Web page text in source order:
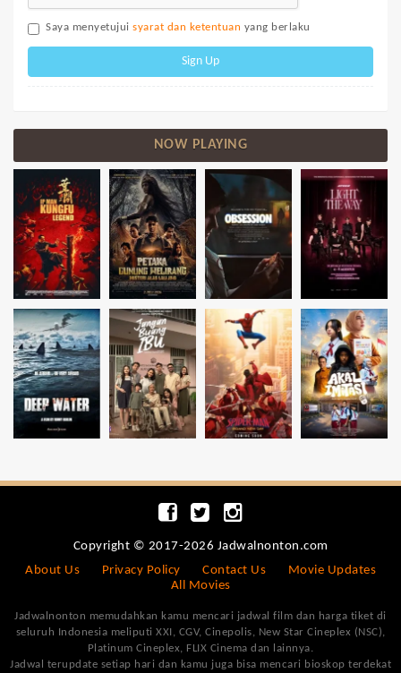
Saya menyetujui syarat dan ketentuan yang berlaku
Sign Up
NOW PLAYING
Copyright © 2017-2026 Jadwalnonton.com
About Us
Privacy Policy Contact Us
Movie Updates
All Movies
Jadwalnonton memudahkan kamu mencari jadwal film dan harga tiket di
seluruh Indonesia meliputi XXI, CGV, Cinepolis, New Star Cineplex (NSC),
Platinum Cineplex, FLIX Cinema dan lainnya.
Jadwal terupdate setiap hari dan kamu juga bisa mencari bioskop terdekat